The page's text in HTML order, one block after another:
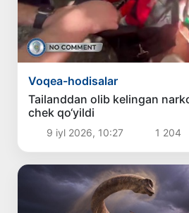
Voqea-hodisalar
Tailanddan olib kelingan
chek qo‘yildi
9 iyl 2026, 10:27 1 204